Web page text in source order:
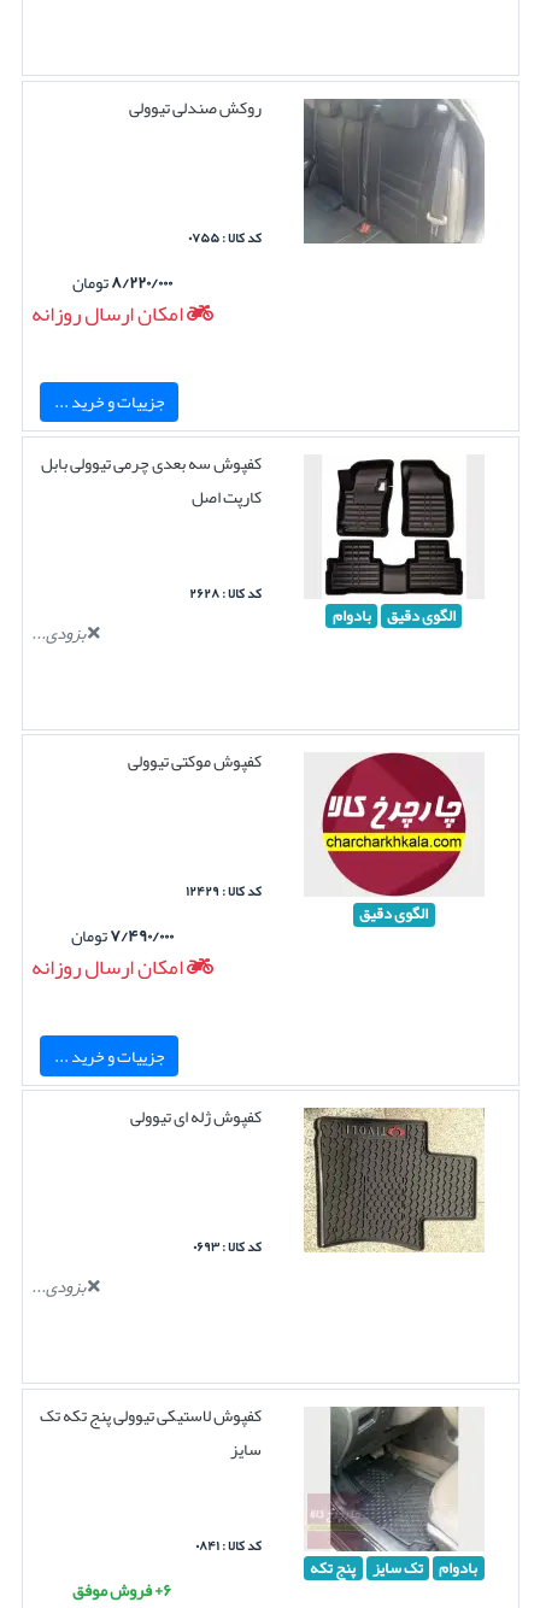
روکش صندلی تیوولی
کد کالا : ۰۷۵۵
۸/۲۲۰/۰۰۰تومان
امکان ارسال روزانه
جزییات و خرید ...
الگوی دقیق بادوام
کفپوش سه بعدی چرمی تیوولی بابل
کارپت اصل
کد کالا : ۲۶۲۸
بزودی...
الگوی دقیق
کفپوش موکتی تیوولی
کد کالا : ۱۲۴۲۹
۷/۴۹۰/۰۰۰تومان
امکان ارسال روزانه
جزییات و خرید ...
کفپوش ژله ای تیوولی
کد کالا : ۰۶۹۳
بزودی...
بادوام تک سایز پنج تکه
کفپوش لاستیکی تیوولی پنج تکه تک
سایز
کد کالا : ۰۸۴۱
۶+ فروش موفق